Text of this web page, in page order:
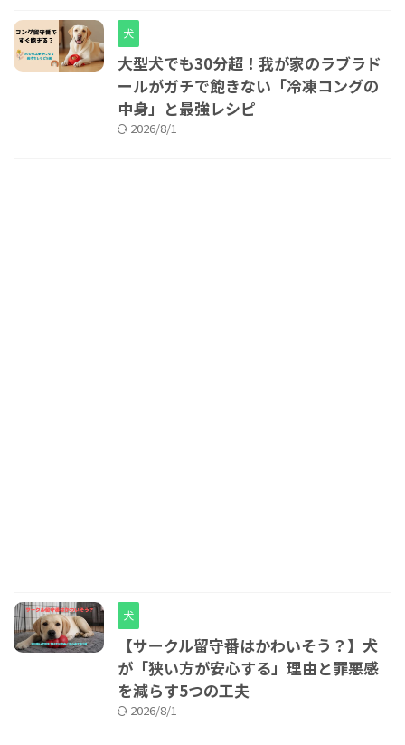
犬
大型犬でも30分超！我が家のラブラド
ールがガチで飽きない「冷凍コングの
中身」と最強レシピ
2026/8/1
犬
【サークル留守番はかわいそう？】犬
が「狭い方が安心する」理由と罪悪感
を減らす5つの工夫
2026/8/1